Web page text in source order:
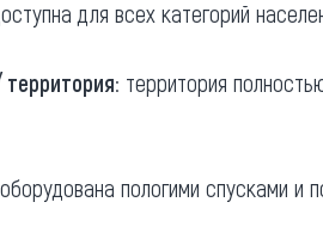
для всех категорий
: территория
пологими спусками